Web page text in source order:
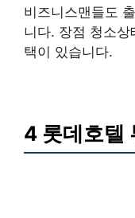
비즈니스맨들도
니다. 장점 청소
택이 있습니다.
4 롯데호텔